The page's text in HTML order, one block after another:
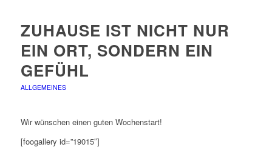
ZUHAUSE IST NICHT NUR
EIN ORT, SONDERN EIN
GEFÜHL
ALLGEMEINES
Wir wünschen einen guten Wochenstart!
[foogallery id=”19015″]